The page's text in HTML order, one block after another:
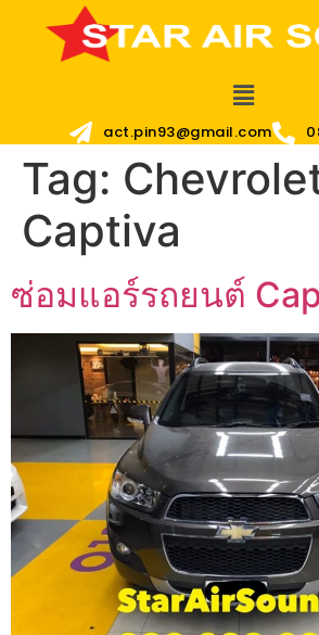
act.pin93@gmail.com
Tag:
Captiva
ซ่อมแอร์รถยนต์